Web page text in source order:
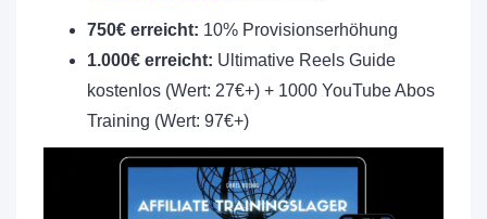
750€ erreicht: 10% Provisionserhöhung
1.000€ erreicht: Ultimative Reels Guide
kostenlos (Wert: 27€+) + 1000 YouTube Abos
Training (Wert: 97€+)